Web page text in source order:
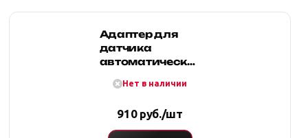
Адаптер для
датчика
автоматической
угла наклона
Tamer для
Toyota Hilux
Нет в наличии
910 руб./шт